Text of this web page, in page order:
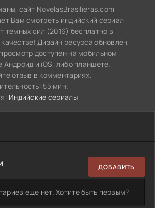
сайт NovelasBrasilieras.com
Вам смотреть индийский сериал
темных сил (2016) бесплатно в
Дизайн ресурса обновлён,
доступен на мобильном
Андроид и iOS, либо планшете.
отзыв в комментариях.
55 мин.
Индийские сериалы
ДОБАВИТЬ
еще нет. Хотите быть первым?